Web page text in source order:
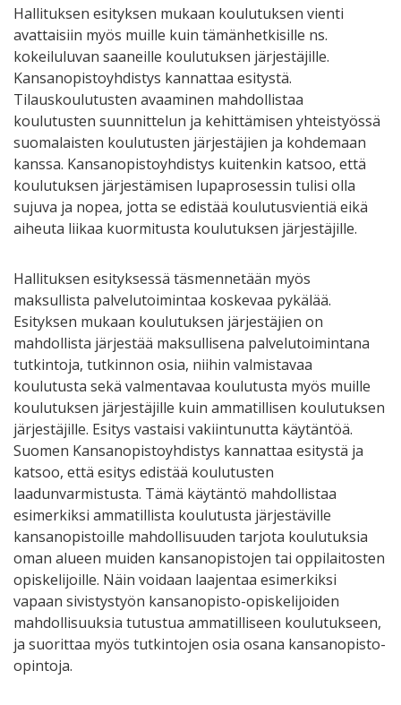
Hallituksen esityksen mukaan koulutuksen vienti
avattaisiin myös muille kuin tämänhetkisille ns.
kokeiluluvan saaneille koulutuksen järjestäjille.
Kansanopistoyhdistys kannattaa esitystä.
Tilauskoulutusten avaaminen mahdollistaa
koulutusten suunnittelun ja kehittämisen yhteistyössä
suomalaisten koulutusten järjestäjien ja kohdemaan
kanssa. Kansanopistoyhdistys kuitenkin katsoo, että
koulutuksen järjestämisen lupaprosessin tulisi olla
sujuva ja nopea, jotta se edistää koulutusvientiä eikä
aiheuta liikaa kuormitusta koulutuksen järjestäjille.
Hallituksen esityksessä täsmennetään myös
maksullista palvelutoimintaa koskevaa pykälää.
Esityksen mukaan koulutuksen järjestäjien on
mahdollista järjestää maksullisena palvelutoimintana
tutkintoja, tutkinnon osia, niihin valmistavaa
koulutusta sekä valmentavaa koulutusta myös muille
koulutuksen järjestäjille kuin ammatillisen koulutuksen
järjestäjille. Esitys vastaisi vakiintunutta käytäntöä.
Suomen Kansanopistoyhdistys kannattaa esitystä ja
katsoo, että esitys edistää koulutusten
laadunvarmistusta. Tämä käytäntö mahdollistaa
esimerkiksi ammatillista koulutusta järjestäville
kansanopistoille mahdollisuuden tarjota koulutuksia
oman alueen muiden kansanopistojen tai oppilaitosten
opiskelijoille. Näin voidaan laajentaa esimerkiksi
vapaan sivistystyön kansanopisto-opiskelijoiden
mahdollisuuksia tutustua ammatilliseen koulutukseen,
ja suorittaa myös tutkintojen osia osana kansanopisto-
opintoja.